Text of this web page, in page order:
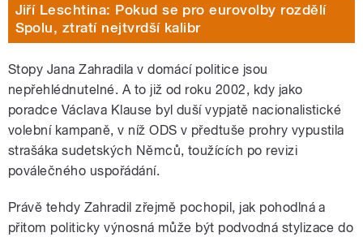
Jiří Leschtina: Pokud se pro eurovolby rozdělí
Spolu, ztratí nejtvrdší kalibr
Stopy Jana Zahradila v domácí politice jsou
nepřehlédnutelné. A to již od roku 2002, kdy jako
poradce Václava Klause byl duší vypjatě nacionalistické
volební kampaně, v níž ODS v předtuše prohry vypustila
strašáka sudetských Němců, toužících po revizi
poválečného uspořádání.
Právě tehdy Zahradil zřejmě pochopil, jak pohodlná a
přitom politicky výnosná může být podvodná stylizace do